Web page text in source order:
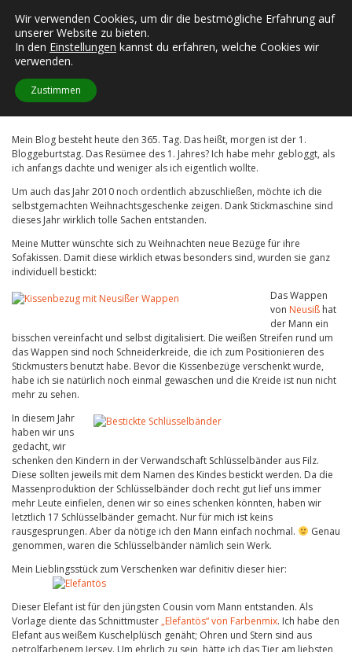
content
FUSSELECKE
365 Tage FusselEcke
Mein Blog besteht heute den 365. Tag. Das heißt, morgen ist der 1.
Bloggeburtstag. Das Resümee des 1. Jahres? Ich habe mehr gebloggt, als
ich anfangs dachte und weniger als ich eigentlich wollte.
Um auch das Jahr 2010 noch ordentlich abzuschließen, möchte ich die
selbstgemachten Weihnachtsgeschenke zeigen. Dank Stickmaschine sind
dieses Jahr wirklich tolle Sachen entstanden.
Meine Mutter wünschte sich zu Weihnachten neue Bezüge für ihre
Sofakissen. Damit diese wirklich etwas besonders sind, wurden sie ganz
individuell bestickt:
Das Wappen
von Neusiß hat
der Mann ein
bisschen vereinfacht und selbst digitalisiert. Die weißen Streifen rund um
das Wappen sind noch Schneiderkreide, die ich zum Positionieren des
Stickmusters benutzt habe. Bevor die Kissenbezüge verschenkt wurde,
habe ich sie natürlich noch einmal gewaschen und die Kreide ist nun nicht
mehr zu sehen.
In diesem Jahr
haben wir uns
gedacht, wir
schenken den Kindern in der Verwandschaft Schlüsselbänder aus Filz.
Diese sollten jeweils mit dem Namen des Kindes bestickt werden. Da die
Massenproduktion der Schlüsselbänder doch recht gut lief uns immer
mehr Leute einfielen, denen wir so eines schenken könnten, haben wir
letztlich 17 Schlüsselbänder gemacht. Nur für mich ist keins
rausgesprungen. Aber da nötige ich den Mann einfach nochmal.
Genau
genommen, waren die Schlüsselbänder nämlich sein Werk.
Mein Lieblingsstück zum Verschenken war definitiv dieser hier:
Dieser Elefant ist für den jüngsten Cousin vom Mann entstanden. Als
Vorlage diente das Schnittmuster „Elefantös“ von Farbenmix. Ich habe den
Elefant aus weißem Kuschelplüsch genäht; Ohren und Stern sind aus
petrolfarbenem Jersey. Um ehrlich zu sein, hätte ich das Tier am liebsten
Wir verwenden Cookies, um dir die bestmögliche Erfahrung auf
unserer Website zu bieten.
In den Einstellungen kannst du erfahren, welche Cookies wir
verwenden.
Zustimmen